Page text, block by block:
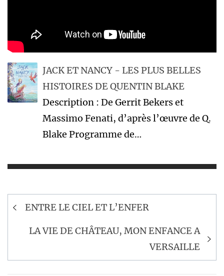
JACK ET NANCY - LES PLUS BELLES
HISTOIRES DE QUENTIN BLAKE
Description : De Gerrit Bekers et
Massimo Fenati, d’après l’œuvre de Q.
Blake Programme de…
Navigation
l’article
ENTRE LE CIEL ET L’ENFER
LA VIE DE CHÂTEAU, MON ENFANCE A
VERSAILLE